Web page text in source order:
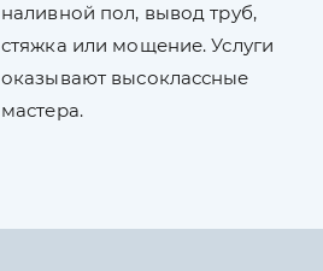
наливной пол, вывод труб,
стяжка или мощение. Услуги
оказывают высоклассные
мастера.